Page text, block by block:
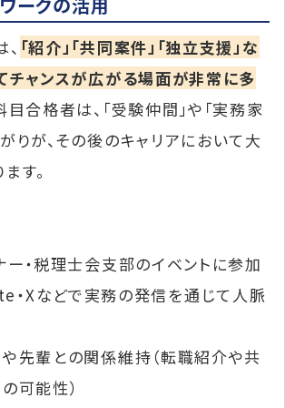
「紹介」「共同案件」「独立支援」な
チャンスが広がる場面が非常に多
目合格者は、「受験仲間」や「実務家
りが、その後のキャリアにおいて大
す。
ー・税理士会支部のイベントに参加
・Xなどで実務の発信を通じて人脈
先輩との関係維持（転職紹介や共
可能性）